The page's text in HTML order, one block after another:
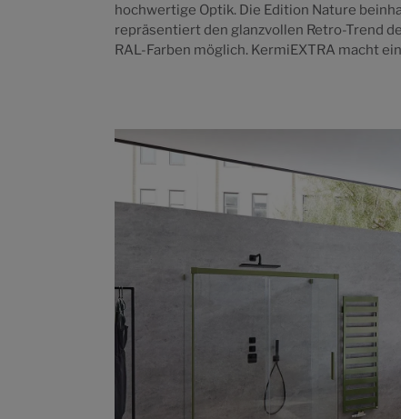
hochwertige Optik. Die Edition Nature
repräsentiert den glanzvollen Retro-Trend
RAL-Farben möglich. KermiEXTRA macht